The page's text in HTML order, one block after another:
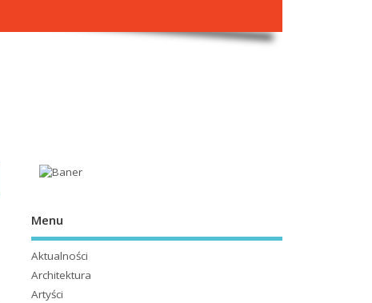
Menu
Aktualności
Architektura
Artyści